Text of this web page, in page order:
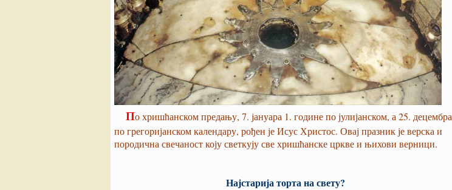
По хришћанском предању, 7. јануара 1. године по јулијанском, а 25. децембра
по грегоријанском календару, рођен је Исус Христос. Овај празник је верска и
породична свечаност коју светкују све хришћанске цркве и њихови верници.
Најстарија торта на свету?